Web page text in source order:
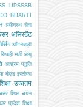
UPSSSB
BHARTI
अधीनस्थ सेवा
असिस्टेंट
आँगनबाड़ी
भर्ती आयु
आश्रम पद्धति
बीएड इस्तीफा
उच्चतम
शिक्षा चयन
प्रदेश शिक्षा